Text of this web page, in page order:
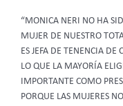
“MONICA NERI NO HA
MUJER DE NUESTRO
ES JEFA DE TENENCIA DE
LO QUE LA MAYORÍA
IMPORTANTE COMO
PORQUE LAS MUJERES